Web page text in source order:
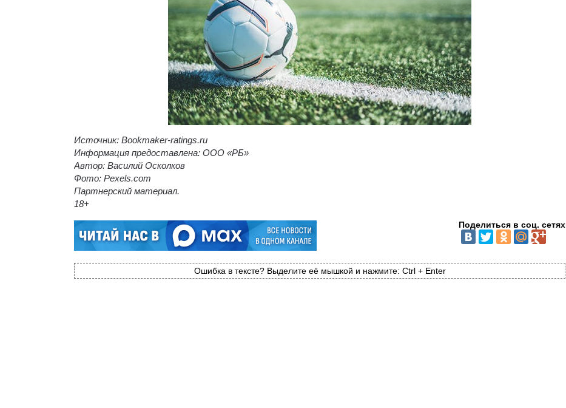
Источник: Bookmaker-ratings.ru
Информация предоставлена: ООО «РБ»
Автор: Василий Осколков
Фото: Pexels.com
Партнерский материал.
18+
Поделиться в соц. сетях
Ошибка в тексте? Выделите её мышкой и нажмите: Ctrl + Enter